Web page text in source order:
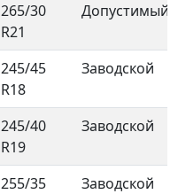
265/30
R21
Допустимый
245/45
R18
Заводской
245/40
R19
Заводской
255/35
Заводской